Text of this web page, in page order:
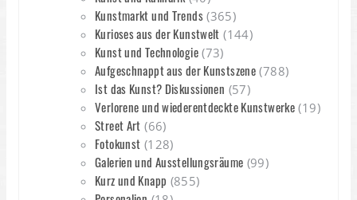
Kunstmarkt und Trends(365)
Kurioses aus der Kunstwelt (144)
Kunst und Technologie(73)
Aufgeschnappt aus der Kunstszene (788)
Ist das Kunst? Diskussionen (57)
Verlorene und wiederentdeckte Kunstwerke (19)
Street Art (66)
Fotokunst (128)
Galerien und Ausstellungsräume (99)
Kurz und Knapp (855)